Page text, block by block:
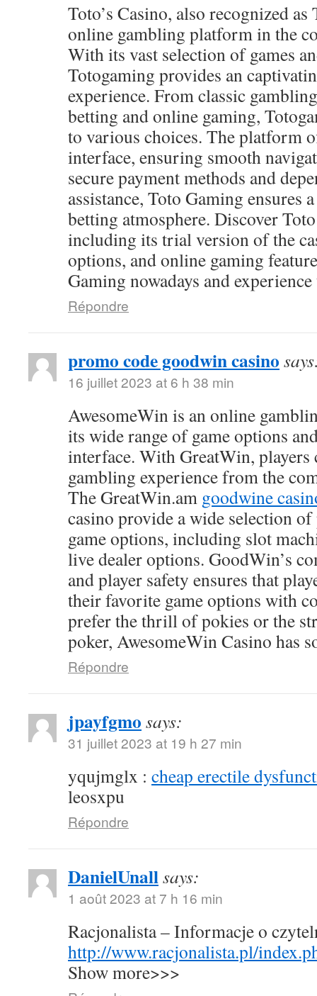
Toto’s Casino, also recognized
online gambling platform in the
With its vast selection of games
Totogaming provides an
experience. From classic
betting and online gaming,
to various choices. The platform
interface, ensuring smooth
secure payment methods and
assistance, Toto Gaming ensures
betting atmosphere. Discover
including its trial version of the
options, and online gaming
Gaming nowadays and
Répondre
promo code goodwin casino
16 juillet 2023 at 6 h 38 min
AwesomeWin is an online
its wide range of game options
interface. With GreatWin, players
gambling experience from the
The GreatWin.am goodwine
casino provide a wide selection
game options, including slot
live dealer options. GoodWin’s
and player safety ensures that
their favorite game options with
prefer the thrill of pokies or the
poker, AwesomeWin Casino has
Répondre
jpayfgmo says:
31 juillet 2023 at 19 h 27 min
yqujmglx : cheap erectile
leosxpu
Répondre
DanielUnallsays:
1 août 2023 at 7 h 16 min
Racjonalista – Informacje o
http://www.racjonalista.pl/
Show more>>>